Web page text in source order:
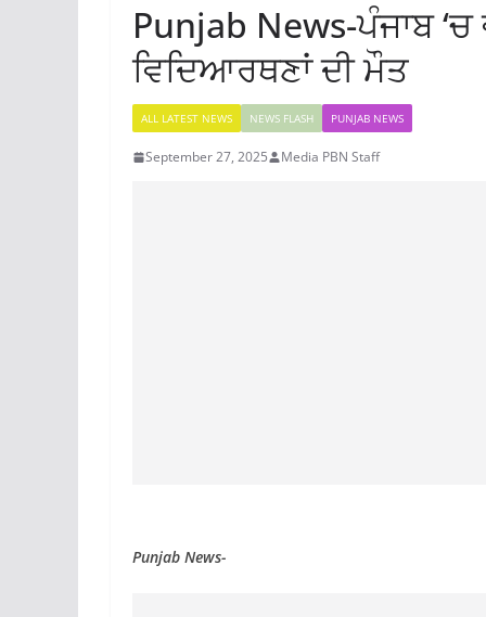
Punjab News-ਪੰਜਾਬ
ਵਿਦਿਆਰਥਣਾਂ ਦੀ ਮੌਤ
ALL LATEST NEWS NEWS FLASH PUNJAB NEWS
September 27, 2025 Media PBN Staff
Punjab News-